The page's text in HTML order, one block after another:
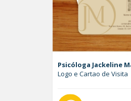
Psicóloga Jackeline
Logo e Cartao de Visita